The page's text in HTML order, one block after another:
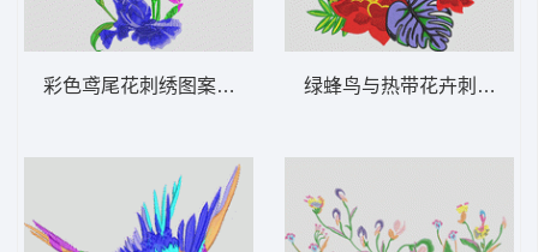
彩色鸢尾花刺绣图案 靓花 绿蜂鸟与热带花卉刺绣 鸟